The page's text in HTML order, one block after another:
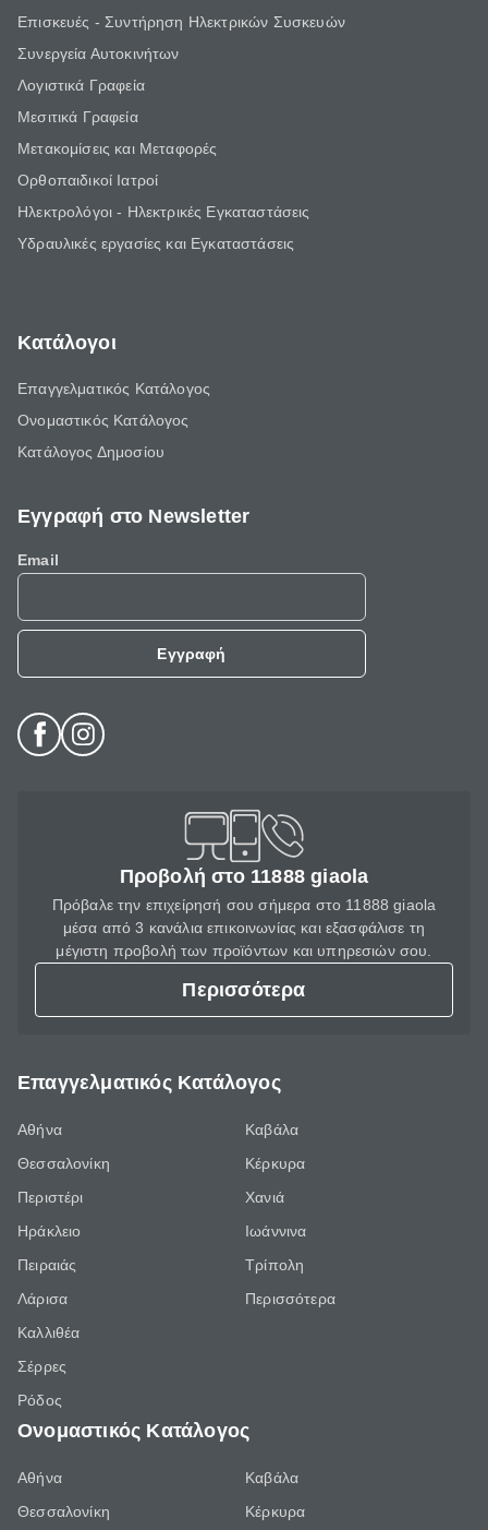
Επισκευές - Συντήρηση Ηλεκτρικών Συσκευών
Συνεργεία Αυτοκινήτων
Λογιστικά Γραφεία
Μεσιτικά Γραφεία
Μετακομίσεις και Μεταφορές
Ορθοπαιδικοί Ιατροί
Ηλεκτρολόγοι - Ηλεκτρικές Εγκαταστάσεις
Υδραυλικές εργασίες και Εγκαταστάσεις
Κατάλογοι
Επαγγελματικός Κατάλογος
Ονομαστικός Κατάλογος
Κατάλογος Δημοσίου
Εγγραφή στο Newsletter
Email
Εγγραφή
Προβολή στο 11888 giaola
Πρόβαλε την επιχείρησή σου σήμερα στο 11888 giaola
μέσα από 3 κανάλια επικοινωνίας και εξασφάλισε τη
μέγιστη προβολή των προϊόντων και υπηρεσιών σου.
Περισσότερα
Επαγγελματικός Κατάλογος
Αθήνα
Θεσσαλονίκη
Περιστέρι
Ηράκλειο
Πειραιάς
Λάρισα
Καλλιθέα
Σέρρες
Ρόδος
Καβάλα
Κέρκυρα
Χανιά
Ιωάννινα
Τρίπολη
Περισσότερα
Ονομαστικός Κατάλογος
Αθήνα
Θεσσαλονίκη
Καβάλα
Κέρκυρα